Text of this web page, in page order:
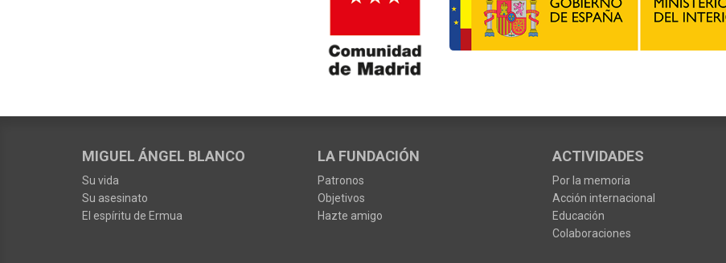
MIGUEL ÁNGEL BLANCO
Su vida
Su asesinato
El espíritu de Ermua
LA FUNDACIÓN
Patronos
Objetivos
Hazte amigo
ACTIVIDADES
Por la memoria
Acción internacional
Educación
Colaboraciones